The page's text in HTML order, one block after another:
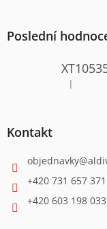
Poslední
|
Kontakt
objednavky@
+420 731 657 371
+420 603 198 033